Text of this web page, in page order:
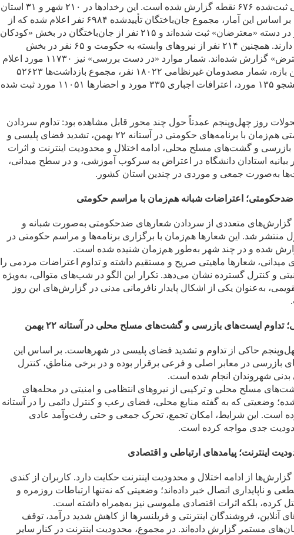
رخدادهای اعتراضی ثبت‌شده ۶۷۶ نقطه گزارش شده است. این رخدادها در ۲۱۰ شهر و ۳۱ استان
کشور ثبت شده‌اند. بر اساس این آمار، مجموع جان‌باختگان تأییدشده ۶۹۸۴ نفر اعلام شده که از
این میان ۶۴۹۰ نفر در دسته «معترضان» ثبت شده‌اند و ۲۱۵ نفر از جان‌باختگان در بخش «کودکان
زیر ۱۸ سال» قرار دارند. همچنین ۲۱۴ نفر از نیروهای وابسته به حکومت و ۶۵ نفر در بخش
«غیرنظامی-غیرمعترض» گزارش شده‌اند. شمار موارد «در دست بررسی» نیز ۱۱۷۳۰ مورد اعلام
شده است. در همین بازه، شمار مصدومان غیرنظامی ۱۸۰۲۲ نفر، مجموع بازداشت‌ها ۵۲۶۲۳
مورد، بازداشت دانشجو ۱۳۵ مورد، اعترافات اجباری ۳۳۵ مورد و احضارها ۱۱۰۵۱ مورد ثبت شده
روز چهل‌وپنجم عمدتاً حول چند محور قابل مشاهده بود: تداوم سردادن
شعارهای ضدحکومتی هم‌زمان با برنامه‌های حکومتی در آستانه ۲۲ بهمن، تشدید فضای پلیسی و
بازرسی و گشت‌های مسلح محلی، ادامه اختلال و محدودیت اینترنت و اثرات
بیانیه استادان دانشگاه در اعتراض به سرکوب آموزشی، و در سطح میدانی،
به‌صورت جمعی و موردی در چندین استان کشور.
اعتراضات شبانه هم‌زمان با مراسم حکومتی
گزارش‌های متعددی از سردادن شعارهای ضدحکومتی به‌صورت شبانه و
منتشر شد. این شعارها هم‌زمان با برگزاری برنامه‌ها و مراسم حکومتی در
شعارها ماهیتی صریح و مستقیم داشته و تداوم اعتراضات مردمی را
و کنترل گسترده نشان می‌دهد. تکرار این الگو در شب‌های متوالی، به‌ویژه
به‌عنوان یکی از اشکال پایدار نافرمانی مدنی در گزارش‌های این روز
تداوم ایست‌های بازرسی و گشت‌های مسلح محلی در آستانه ۲۲ بهمن
حاکی از تداوم و تشدید فضای پلیسی در شهرهاست. بر اساس این
بازرسی در معابر اصلی و فرعی برقرار بوده و در برخی مناطق، کنترل
بدنی شهروندان انجام شده است.
مسلح محلی و ترکیبی از نیروهای انتظامی و امنیتی در محله‌های
وضعیتی که به گفته منابع محلی، فضای رعب و کنترل دائمی را در آستانه
کرده است. این شرایط، امکان تجمع، تحرک جمعی و حتی رفت‌وآمد عادی
جدی مواجه کرده است.
اینترنت؛ پیامدهای ارتباطی و اقتصادی
از ادامه اختلال و محدودیت اینترنت حکایت دارد. کاربران از کندی
و ناپایداری اتصال خبر داده‌اند؛ وضعیتی که نه‌تنها ارتباطات روزمره و
کرده، بلکه اثرات اقتصادی ملموسی نیز به‌همراه داشته است.
آنلاین، فروشندگان اینترنتی و فریلنسرها از کاهش شدید درآمد، توقف
مستمر گزارش داده‌اند. در مجموع، محدودیت اینترنت در کنار سایر